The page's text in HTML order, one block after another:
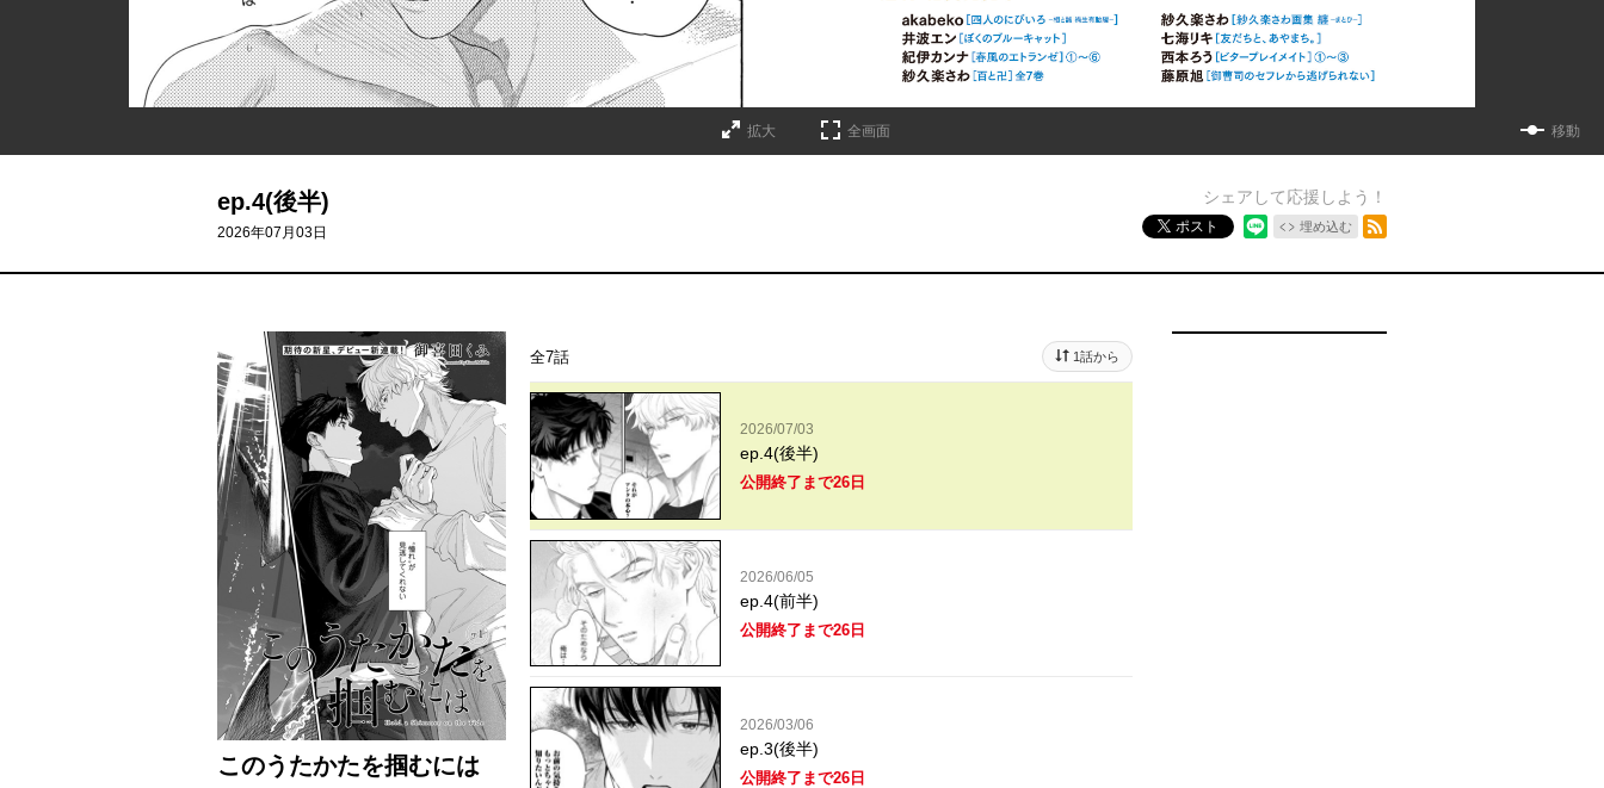
拡大 全画面 移動
ep.4(後半)
2026年07月03日
シェアして応援しよう！
ポスト 埋め込む
このうたかたを掴むには
全7話 1話から
2026/07/03
ep.4(後半)
公開終了まで26日
2026/06/05
ep.4(前半)
公開終了まで26日
2026/03/06
ep.3(後半)
公開終了まで26日